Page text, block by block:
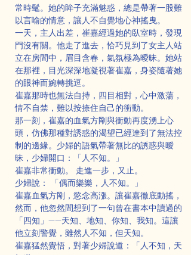
常時髦。她的眸子充滿魅惑，總是帶著一股難
以言喻的情意，讓人不自覺地心神搖曳。
一天，主人出差，崔嘉經過她的臥室時，發現
門沒有關。他走了進去，恰巧見到了女主人站
立在房間中，眉目含春，氣氛極為曖昧。她站
在那裡，目光深深地凝視著崔嘉，身姿隨著她
的眼神而婉轉挑逗。
崔嘉那時也無法自持，四目相對，心中激蕩，
情不自禁，難以按捺住自己的衝動。
那一刻，崔嘉的血氣方剛與衝動再度湧上心
頭，仿佛那種對誘惑的渴望已經達到了無法控
制的邊緣。少婦的語氣帶著無比的誘惑與曖
昧，少婦開口：「人不知。」
崔嘉非常衝動。 走進一步，又止。
少婦說： 「偶而樂樂，人不知。」
崔嘉血氣方剛，慾念高漲。讓崔嘉徹底動搖，
然而，他忽然間想到了一句曾在書本中讀過的
「四知」——天知、地知、你知、我知。這讓
他立刻警覺，雖然人不知，但天知。
崔嘉猛然覺悟，對著少婦說道：「人不知，天